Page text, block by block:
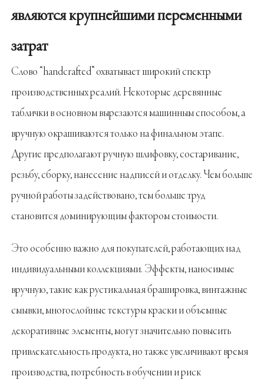
являются крупнейшими переменными
затрат
Слово “handcrafted” охватывает широкий спектр
производственных реалий. Некоторые деревянные
таблички в основном вырезаются машинным способом, а
вручную окрашиваются только на финальном этапе.
Другие предполагают ручную шлифовку, состаривание,
резьбу, сборку, нанесение надписей и отделку. Чем больше
ручной работы задействовано, тем больше труд
становится доминирующим фактором стоимости.
Это особенно важно для покупателей, работающих над
индивидуальными коллекциями. Эффекты, наносимые
вручную, такие как рустикальная брашировка, винтажные
смывки, многослойные текстуры краски и объемные
декоративные элементы, могут значительно повысить
привлекательность продукта, но также увеличивают время
производства, потребность в обучении и риск